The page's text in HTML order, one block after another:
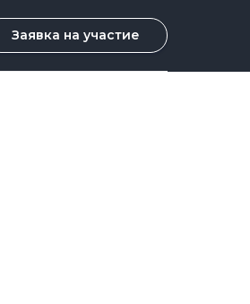
Заявка на участие